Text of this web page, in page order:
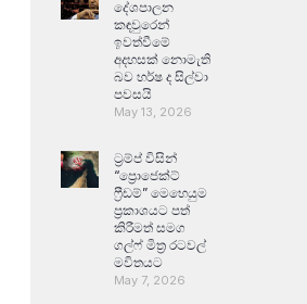
දේශපාලන
කඳවුරෙන්
ඉවත්වීමේ
අදහසක් නොමැති
බව හර්ෂ ද සිල්වා
පවසයි
May 13, 2026
ට්‍රම්ප් විසින්
“ප්‍රොජෙක්ට්
ෆ්‍රීඩම්” මෙහෙයුම
ප්‍රකාශයට පත්
කිරීමත් සමග
ගල්ෆ් මිත්‍ර රටවල්
මවිතයට
May 7, 2026